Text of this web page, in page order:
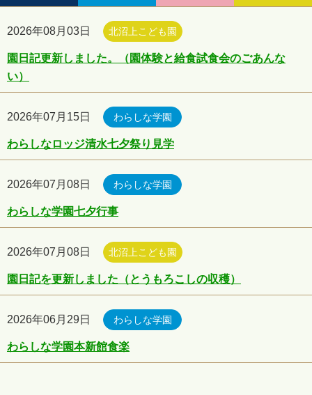
2026年08月03日 北沼上こども園
園日記更新しました。（園体験と給食試食会のごあんな
い）
2026年07月15日 わらしな学園
わらしなロッジ清水七夕祭り見学
2026年07月08日 わらしな学園
わらしな学園七夕行事
2026年07月08日 北沼上こども園
園日記を更新しました（とうもろこしの収穫）
2026年06月29日 わらしな学園
わらしな学園本新館食楽